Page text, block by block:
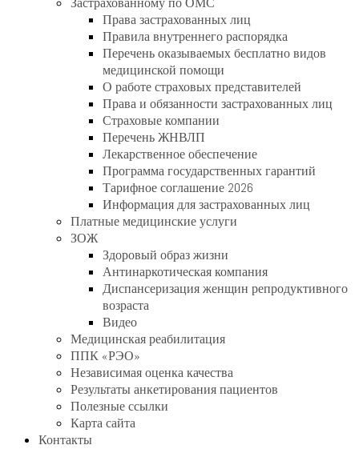
Права застрахованных лиц
Правила внутреннего распорядка
Перечень оказываемых бесплатно видов
медицинской помощи
О работе страховых представителей
Права и обязанности застрахованных лиц
Страховые компании
Перечень ЖНВЛП
Лекарственное обеспечение
Программа государственных гарантий
Тарифное соглашение 2026
Информация для застрахованных лиц
Платные медицинские услуги
ЗОЖ
Здоровый образ жизни
Антинаркотическая компания
Диспансеризация женщин репродуктивного
возраста
Видео
Медицинская реабилитация
ППК «РЭО»
Независимая оценка качества
Результаты анкетирования пациентов
Полезные ссылки
Карта сайта
Контакты